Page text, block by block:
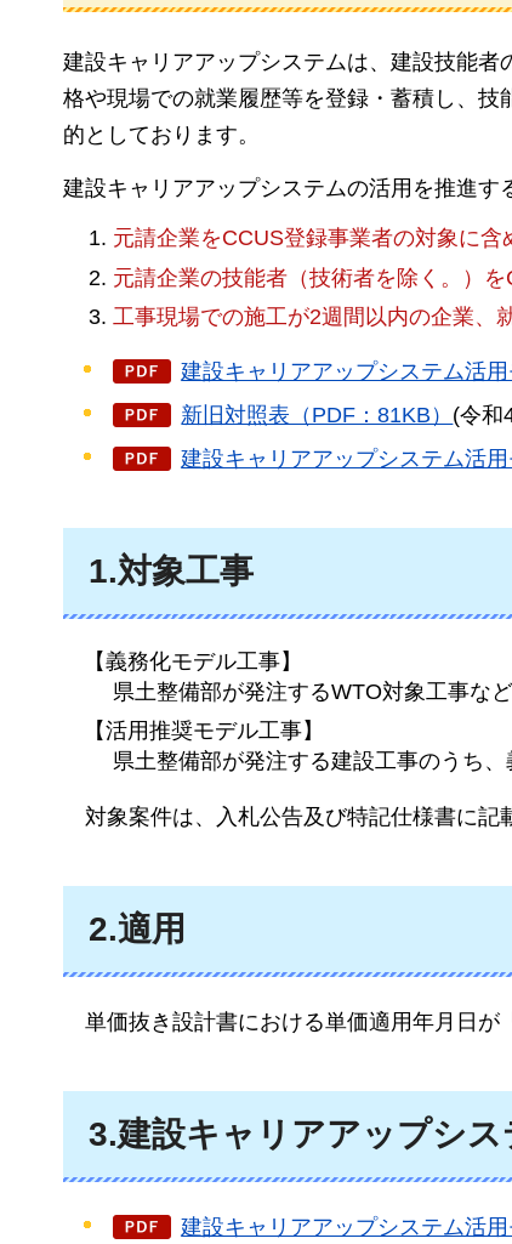
建設キャリアアップシステムは、建設技能
格や現場での就業履歴等を登録・蓄積し、
的としております。
建設キャリアアップシステムの活用を推進す
元請企業をCCUS登録事業者の対象に含
元請企業の技能者（技術者を除く。）
工事現場での施工が2週間以内の企業、
建設キャリアアップシステム活
新旧対照表（PDF：81KB） (令和
建設キャリアアップシステム活
1.対象工事
【義務化モデル工事】
県土整備部が発注するWTO対象工事な
【活用推奨モデル工事】
県土整備部が発注する建設工事のうち
対象案件は、入札公告及び特記仕様書に記
2.適用
単価抜き設計書における単価適用年月日が
3.建設キャリアアップシ
建設キャリアアップシステム活